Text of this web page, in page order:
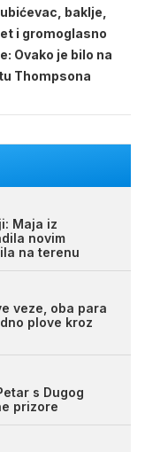
baklje,
i gromoglasno
Ovako je bilo na
Thompsona
Maja iz
novim
na terenu
veze, oba para
plove kroz
s Dugog
prizore